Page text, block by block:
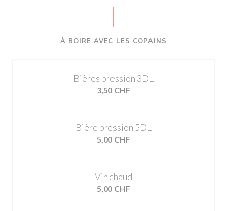
À BOIRE AVEC LES COPAINS
Bières pression 3DL
3,50 CHF
Bière pression 5DL
5,00 CHF
Vin chaud
5,00 CHF